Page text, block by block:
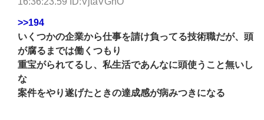
>>194
いくつかの企業から仕事を請け負ってる技術職だが、頭
が腐るまでは働くつもり
重宝がられてるし、私生活であんなに頭使うこと無いし
な
案件をやり遂げたときの達成感が病みつきになる